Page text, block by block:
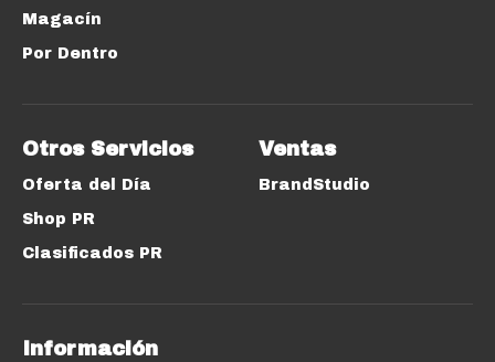
Magacín
Por Dentro
Otros Servicios
Oferta del Día
Shop PR
Clasificados PR
Ventas
BrandStudio
Información